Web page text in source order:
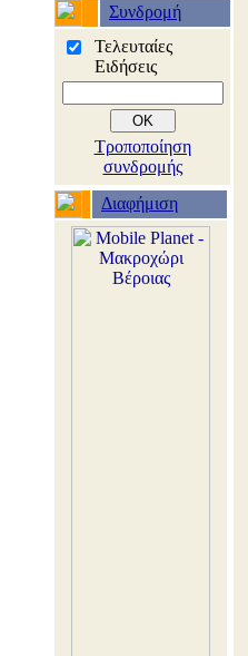
Συνδρομή
Τελευταίες
Ειδήσεις
Τροποποίηση
συνδρομής
Διαφήμιση